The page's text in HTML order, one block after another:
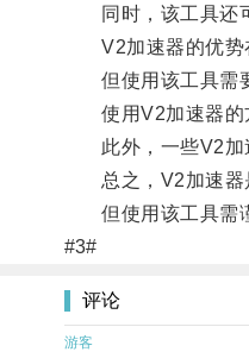
同时，该工具还可
V2加速器的优势在
但使用该工具需要
使用V2加速器的方
此外，一些V2加速
总之，V2加速器是
但使用该工具需谨
#3#
评论
游客